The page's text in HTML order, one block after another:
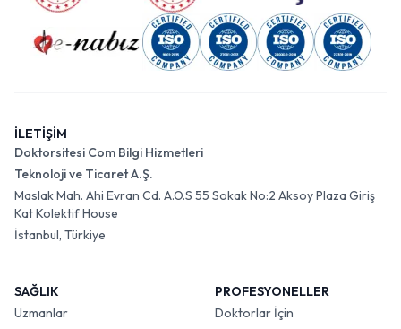
İLETİŞİM
Doktorsitesi Com Bilgi Hizmetleri
Teknoloji ve Ticaret A.Ş.
Maslak Mah. Ahi Evran Cd. A.O.S 55 Sokak No:2 Aksoy Plaza Giriş
Kat Kolektif House
İstanbul, Türkiye
SAĞLIK
Uzmanlar
PROFESYONELLER
Doktorlar İçin